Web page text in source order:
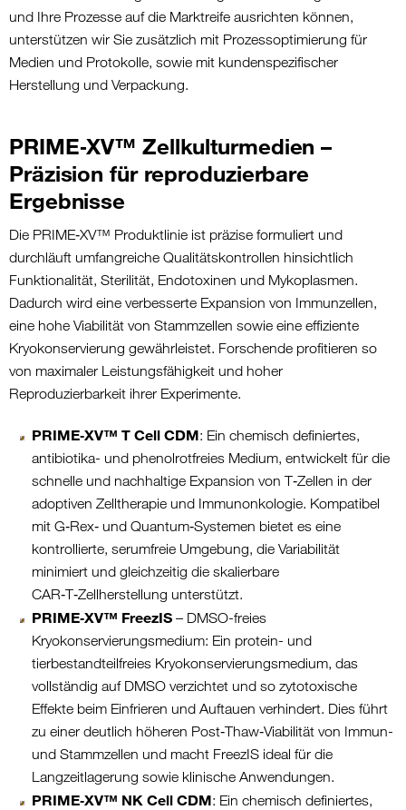
und Ihre Prozesse auf die Marktreife ausrichten können,
unterstützen wir Sie zusätzlich mit Prozessoptimierung für
Medien und Protokolle, sowie mit kundenspezifischer
Herstellung und Verpackung.
PRIME‑XV™ Zellkulturmedien –
Präzision für reproduzierbare
Ergebnisse
Die PRIME‑XV™ Produktlinie ist präzise formuliert und
durchläuft umfangreiche Qualitätskontrollen hinsichtlich
Funktionalität, Sterilität, Endotoxinen und Mykoplasmen.
Dadurch wird eine verbesserte Expansion von Immunzellen,
eine hohe Viabilität von Stammzellen sowie eine effiziente
Kryokonservierung gewährleistet. Forschende profitieren so
von maximaler Leistungsfähigkeit und hoher
Reproduzierbarkeit ihrer Experimente.
PRIME‑XV™ T Cell CDM: Ein chemisch definiertes,
antibiotika- und phenolrotfreies Medium, entwickelt für die
schnelle und nachhaltige Expansion von T‑Zellen in der
adoptiven Zelltherapie und Immunonkologie. Kompatibel
mit G‑Rex‑ und Quantum‑Systemen bietet es eine
kontrollierte, serumfreie Umgebung, die Variabilität
minimiert und gleichzeitig die skalierbare
CAR‑T‑Zellherstellung unterstützt.
PRIME‑XV™ FreezIS – DMSO-freies
Kryokonservierungsmedium: Ein protein- und
tierbestandteilfreies Kryokonservierungsmedium, das
vollständig auf DMSO verzichtet und so zytotoxische
Effekte beim Einfrieren und Auftauen verhindert. Dies führt
zu einer deutlich höheren Post‑Thaw‑Viabilität von Immun-
und Stammzellen und macht FreezIS ideal für die
Langzeitlagerung sowie klinische Anwendungen.
PRIME‑XV™ NK Cell CDM: Ein chemisch definiertes,